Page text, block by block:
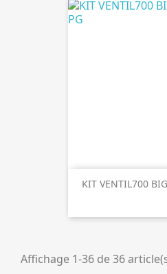
KIT VENTIL700
Affichage 1-36 de 36